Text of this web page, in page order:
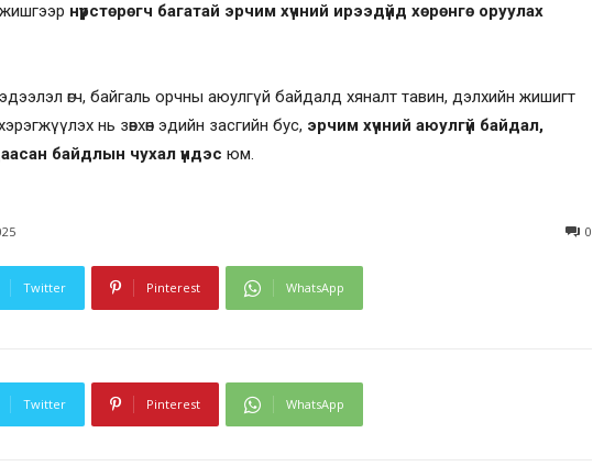
нүүрстөрөгч багатай эрчим хүчний ирээдүйд хөрөнгө оруулах
өгч, байгаль орчны аюулгүй байдалд хяналт тавин, дэлхийн жишигт
нь зөвхөн эдийн засгийн бус, эрчим хүчний аюулгүй байдал,
байдлын чухал үндэс юм.
0
Twitter Pinterest WhatsApp
Twitter Pinterest WhatsApp